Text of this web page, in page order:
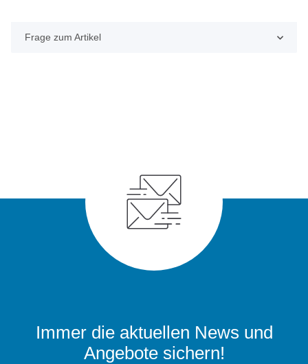
Frage zum Artikel
Immer die aktuellen News und
Angebote sichern!